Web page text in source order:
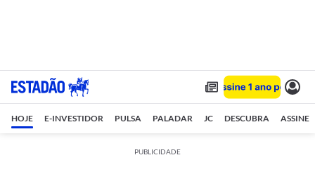
HOJE E-INVESTIDOR PULSA PALADAR JC DESCUBRA ASSINE
PUBLICIDADE